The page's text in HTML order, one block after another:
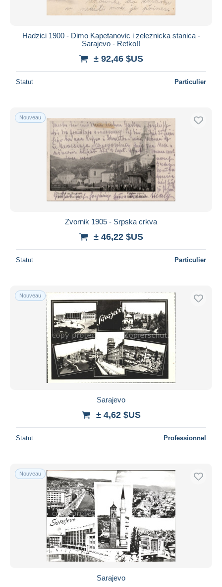
Hadzici 1900 - Dimo Kapetanovic i zeleznicka stanica -
Sarajevo - Retko!!
± 92,46 $US
Statut Particulier
Nouveau
Zvornik 1905 - Srpska crkva
± 46,22 $US
Statut Particulier
Nouveau
Sarajevo
± 4,62 $US
Statut Professionnel
Nouveau
Sarajevo